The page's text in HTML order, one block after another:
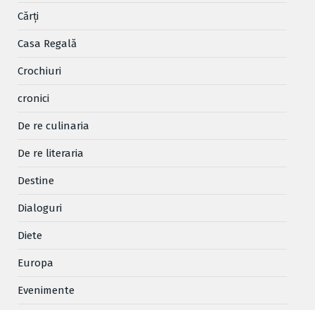
Cărţi
Casa Regală
Crochiuri
cronici
De re culinaria
De re literaria
Destine
Dialoguri
Diete
Europa
Evenimente